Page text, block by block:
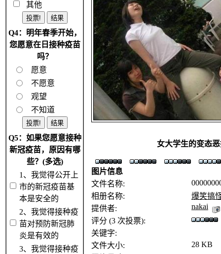
其他
Q4：明年春季开始，
您愿意在日接种疫苗
吗？
愿意
不愿意
观望
不知道
Q5：如果您愿意接种
新冠疫苗，原因有哪
些？(多选)
1、我觉得公开上
市的新冠疫苗基
本是安全的
2、我觉得接种疫
苗对预防新冠肺
炎是有效的
3、我觉得接种疫
女大学生的变态
图片信息
文件名称:
相册名称:
爆笑搞
提供者:
nakai
评分 (3 次投票):
关键字:
文件大小:
28 KB